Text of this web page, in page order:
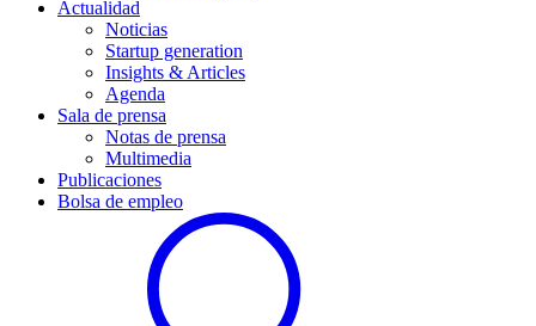
Actualidad
Noticias
Startup generation
Insights & Articles
Agenda
Sala de prensa
Notas de prensa
Multimedia
Publicaciones
Bolsa de empleo